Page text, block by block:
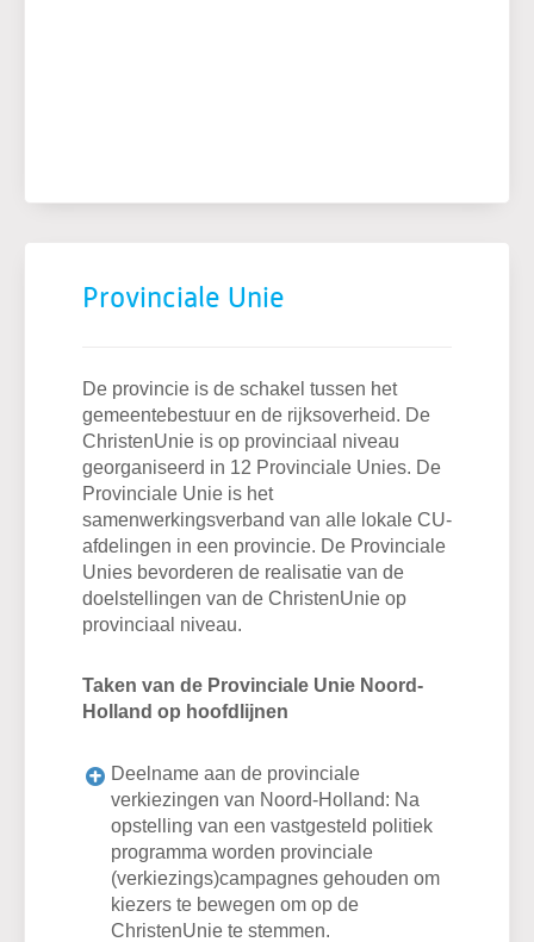
Provinciale Unie
De provincie is de schakel tussen het
gemeentebestuur en de rijksoverheid. De
ChristenUnie is op provinciaal niveau
georganiseerd in 12 Provinciale Unies. De
Provinciale Unie is het
samenwerkingsverband van alle lokale CU-
afdelingen in een provincie. De Provinciale
Unies bevorderen de realisatie van de
doelstellingen van de ChristenUnie op
provinciaal niveau.
Taken van de Provinciale Unie Noord-
Holland op hoofdlijnen
Deelname aan de provinciale
verkiezingen van Noord-Holland: Na
opstelling van een vastgesteld politiek
programma worden provinciale
(verkiezings)campagnes gehouden om
kiezers te bewegen om op de
ChristenUnie te stemmen.